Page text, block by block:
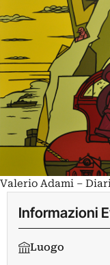
Valerio Adami –
Informazioni
Luogo